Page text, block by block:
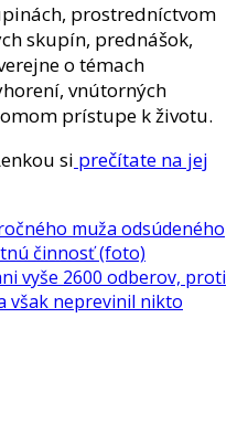
prostredníctvom
skupín, prednášok,
o témach
vnútorných
prístupe k životu.
si prečítate na jej
muža odsúdeného
činnosť (foto)
vyše 2600 odberov, proti
však neprevinil nikto